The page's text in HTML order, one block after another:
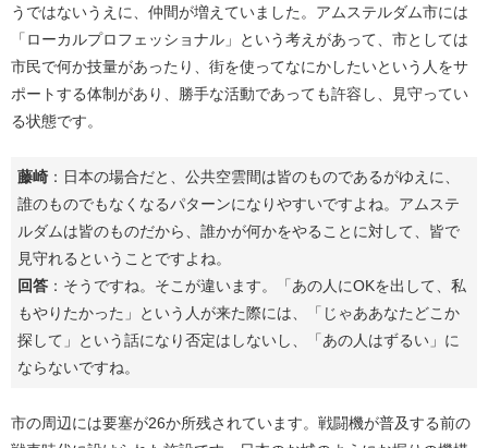
うではないうえに、仲間が増えていました。アムステルダム市には
「ローカルプロフェッショナル」という考えがあって、市としては
市民で何か技量があったり、街を使ってなにかしたいという人をサ
ポートする体制があり、勝手な活動であっても許容し、見守ってい
る状態です。
藤崎 ：日本の場合だと、公共空雲間は皆のものであるがゆえに、
誰のものでもなくなるパターンになりやすいですよね。アムステ
ルダムは皆のものだから、誰かが何かをやることに対して、皆で
見守れるということですよね。
回答 ：そうですね。そこが違います。「あの人にOKを出して、私
もやりたかった」という人が来た際には、「じゃああなたどこか
探して」という話になり否定はしないし、「あの人はずるい」に
ならないですね。
市の周辺には要塞が26か所残されています。戦闘機が普及する前の